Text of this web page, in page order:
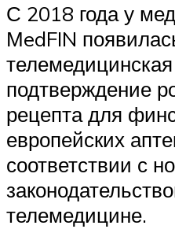
С 2018 года у
МedFIN
телемедицинская
подтверждение
рецепта для
европейских
соответствии с
телемедицине.